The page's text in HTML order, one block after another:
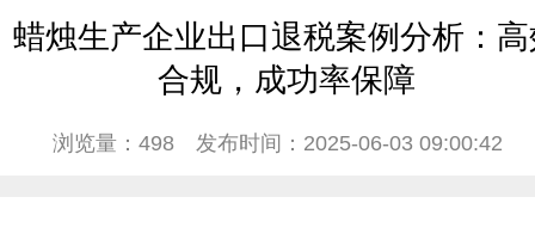
蜡烛生产企业出口退税案例分析：
合规，成功率保障
浏览量：498 发布时间：2025-06-03 09:00:42